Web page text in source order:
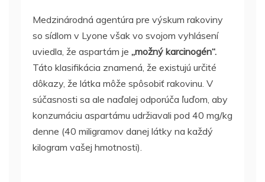
Medzinárodná agentúra pre výskum rakoviny
so sídlom v Lyone však vo svojom vyhlásení
uviedla, že aspartám je „možný karcinogén“.
Táto klasifikácia znamená, že existujú určité
dôkazy, že látka môže spôsobiť rakovinu. V
súčasnosti sa ale naďalej odporúča ľuďom, aby
konzumáciu aspartámu udržiavali pod 40 mg/kg
denne (40 miligramov danej látky na každý
kilogram vašej hmotnosti).